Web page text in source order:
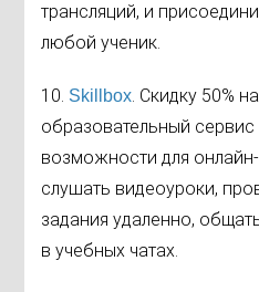
трансляций, и
любой ученик.
10. Skillbox. Скидку 50%
образовательный сервис
возможности для
слушать видеоуроки,
задания удаленно,
в учебных чатах.